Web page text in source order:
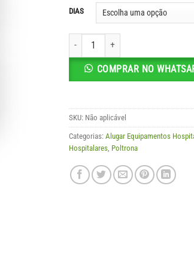
R$
R$
DIAS
Poltrona Descanso Reclinável -
COMPRAR NO
SKU: Não aplicável
Categorias: Alugar Equipamentos
Hospitalares Poltrona